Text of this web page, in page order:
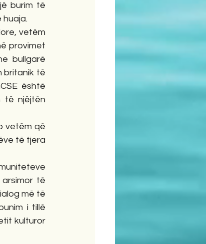
burim të
huaja.
vetëm
provimet
bullgarë
britanik të
është
të njëjtën
vetëm që
të tjera
të
më të
i tillë
kulturor